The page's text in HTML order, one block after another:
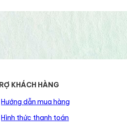
KHÁCH HÀNG
Hướng dẫn mua hàng
Hình thức thanh toán